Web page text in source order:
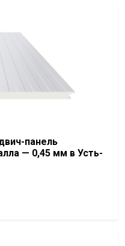
панель
— 0,45 мм в Усть-